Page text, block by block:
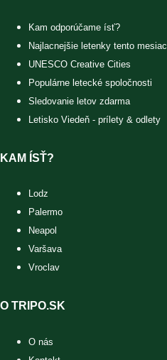
Kam odporúčame ísť?
Najlacnejšie letenky tento mesiac
UNESCO Creative Cities
Populárne letecké spoločnosti
Sledovanie letov zdarma
Letisko Viedeň - prílety & odlety
KAM ÍSŤ?
Lodz
Palermo
Neapol
Varšava
Vroclav
O TRIPO.SK
O nás